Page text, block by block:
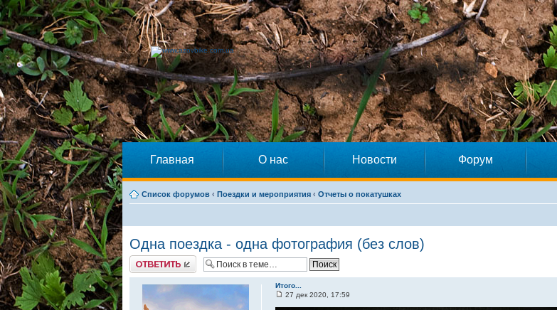
Главная О нас Новости Форум
Список форумов ‹ Поездки и мероприятия ‹ Отчеты о покатушках
Одна поездка - одна фотография (без слов)
Ответить
Итого...
27 дек 2020, 17:59